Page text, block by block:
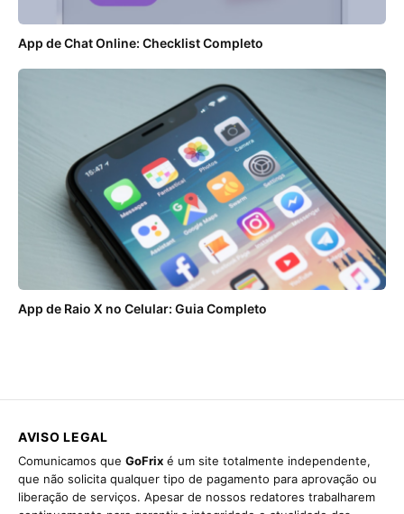
App de Chat Online: Checklist Completo
App de Raio X no Celular: Guia Completo
AVISO LEGAL
Comunicamos que GoFrix é um site totalmente independente,
que não solicita qualquer tipo de pagamento para aprovação ou
liberação de serviços. Apesar de nossos redatores trabalharem